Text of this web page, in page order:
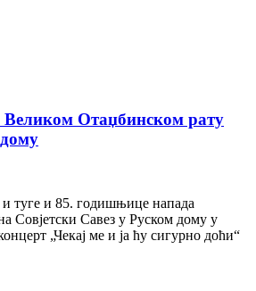
Великом Отаџбинском рату
туге и 85. годишњице напада
Совјетски Савез у Руском дому у
„Чекај ме и ја ћу сигурно доћи“